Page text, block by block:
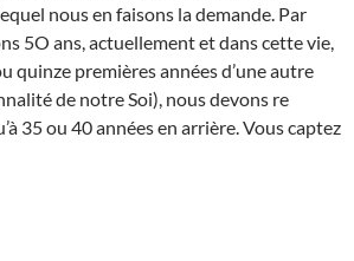
nous en faisons la demande. Par
5O ans, actuellement et dans cette vie,
quinze premières années d’une autre
de notre Soi), nous devons re
35 ou 40 années en arrière. Vous captez